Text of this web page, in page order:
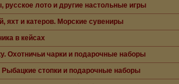
лото и другие настольные игры
яхт и катеров. Морские сувениры
в кейсах
Охотничьи чарки и подарочные наборы
Рыбацкие стопки и подарочные наборы